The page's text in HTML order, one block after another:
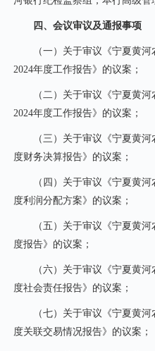
四、会议审议及通报事项
（一）关于审议《宁夏黄河
2024年度工作报告》的议案；
（二）关于审议《宁夏黄河
2024年度工作报告》的议案；
（三）关于审议《宁夏黄河
度财务决算报告》的议案；
（四）关于审议《宁夏黄河
度利润分配方案》的议案；
（五）关于审议《宁夏黄河
度报告》的议案；
（六）关于审议《宁夏黄河
度社会责任报告》的议案；
（七）关于审议《宁夏黄河
度关联交易情况报告》的议案；